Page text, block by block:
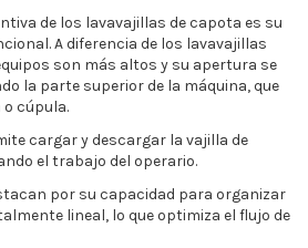
de los lavavajillas de capota es su
A diferencia de los lavavajillas
son más altos y su apertura se
la parte superior de la máquina, que
cúpula.
cargar y descargar la vajilla de
el trabajo del operario.
por su capacidad para organizar
lineal, lo que optimiza el flujo de